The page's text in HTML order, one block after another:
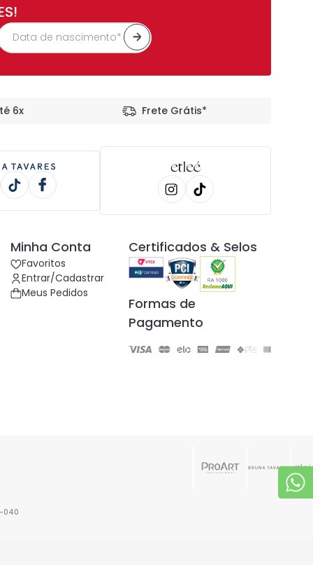
6x Frete Grátis*
Minha Conta
Favoritos
Entrar/Cadastrar
Meus Pedidos
Certificados & Selos
Formas de
Pagamento
040